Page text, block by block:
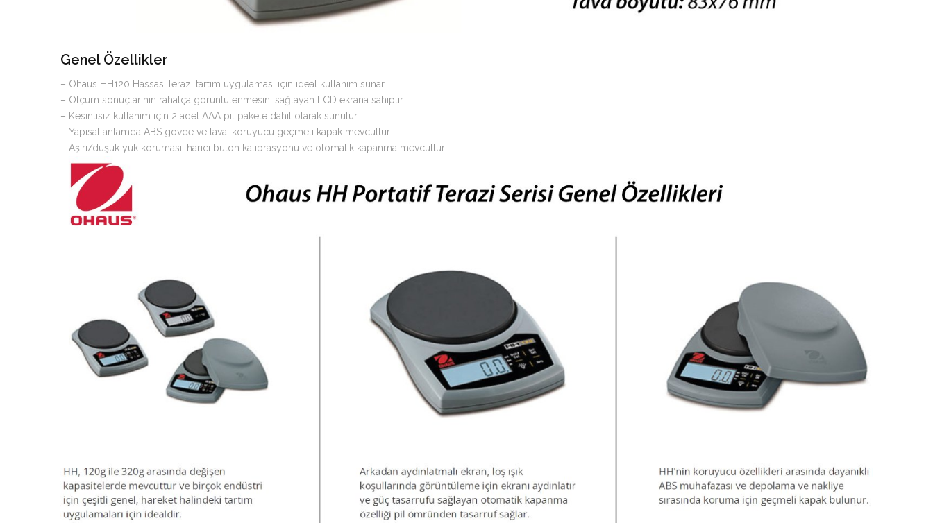
Genel Özellikler
– Ohaus HH120 Hassas Terazi tartım uygulaması için ideal kullanım sunar.
– Ölçüm sonuçlarının rahatça görüntülenmesini sağlayan LCD ekrana sahiptir.
– Kesintisiz kullanım için 2 adet AAA pil pakete dahil olarak sunulur.
– Yapısal anlamda ABS gövde ve tava, koruyucu geçmeli kapak mevcuttur.
– Aşırı/düşük yük koruması, harici buton kalibrasyonu ve otomatik kapanma mevcuttur.